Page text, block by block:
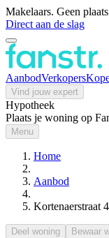
Makelaars. Geen
Direct aan de slag
AanbodVerkopers
Vind jouw expert
Hypotheek
Plaats je woning op
Menu
Home
Aanbod
Kortenaerstraat
Deel woning Bewaar